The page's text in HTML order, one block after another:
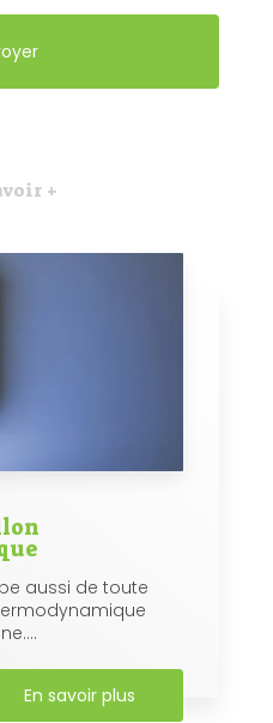
+
aussi de toute
En savoir plus